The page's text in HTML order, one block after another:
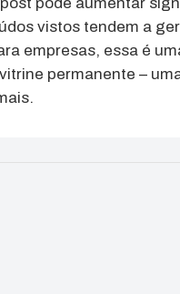
vistos tendem a
empresas, essa é
permanente –